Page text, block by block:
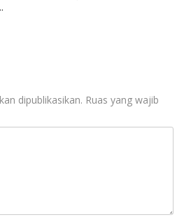
dipublikasikan. Ruas yang wajib